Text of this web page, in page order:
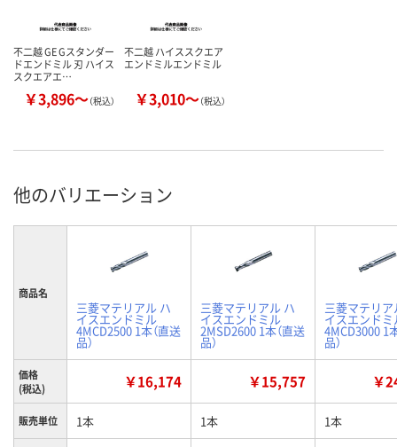
不二越 GE Gスタンダー
ドエンドミル 刃 ハイス
スクエアエ…
￥3,896～（税込）
不二越 ハイススクエア
エンドミルエンドミル
￥3,010～（税込）
他のバリエーション
商品名
三菱マテリアル ハ
イスエンドミル
4MCD2500 1本（直送
品）
三菱マテリアル ハ
イスエンドミル
2MSD2600 1本（直送
品）
三菱マテリア
イスエンドミ
4MCD3000 1
品）
価格
(税込)
￥16,174 ￥15,757 ￥
販売単位 1本 1本 1本